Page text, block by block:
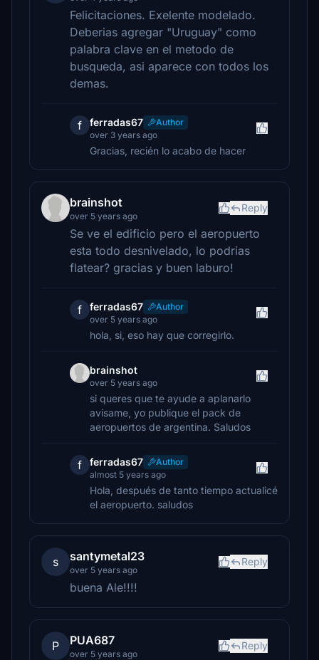
Felicitaciones. Exelente modelado.
Deberias agregar "Uruguay" como
palabra clave en el metodo de
busqueda, asi aparece con todos los
demas.
f ferradas67
Author
over 3 years ago
Gracias, recién lo acabo de hacer
brainshot
over 5 years ago
Reply
Se ve el edificio pero el aeropuerto
esta todo desnivelado, lo podrias
flatear? gracias y buen laburo!
f ferradas67
Author
over 5 years ago
hola, si, eso hay que corregirlo.
brainshot
over 5 years ago
si queres que te ayude a aplanarlo
avisame, yo publique el pack de
aeropuertos de argentina. Saludos
f ferradas67
Author
almost 5 years ago
Hola, después de tanto tiempo actualicé
el aeropuerto. saludos
s santymetal23
over 5 years ago
Reply
buena Ale!!!!
P PUA687
over 5 years ago
Reply